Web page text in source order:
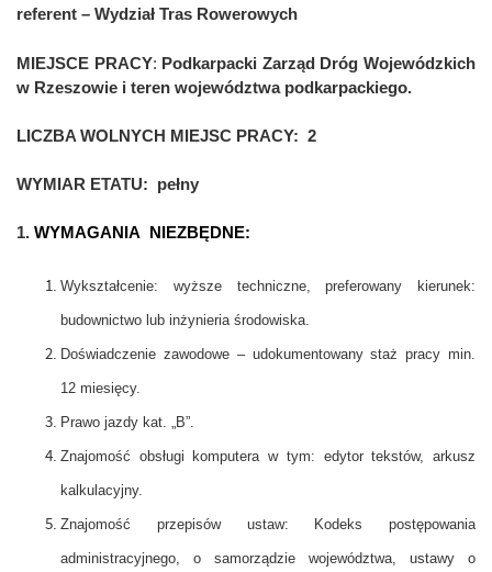
referent – Wydział Tras Rowerowych
MIEJSCE PRACY: Podkarpacki Zarząd Dróg Wojewódzkich
w Rzeszowie i teren województwa podkarpackiego.
LICZBA WOLNYCH MIEJSC PRACY: 2
WYMIAR ETATU: pełny
1. WYMAGANIA NIEZBĘDNE:
Wykształcenie: wyższe techniczne, preferowany kierunek:
budownictwo lub inżynieria środowiska.
Doświadczenie zawodowe – udokumentowany staż pracy min.
12 miesięcy.
Prawo jazdy kat. „B”.
Znajomość obsługi komputera w tym: edytor tekstów, arkusz
kalkulacyjny.
Znajomość przepisów ustaw: Kodeks postępowania
administracyjnego, o samorządzie województwa, ustawy o